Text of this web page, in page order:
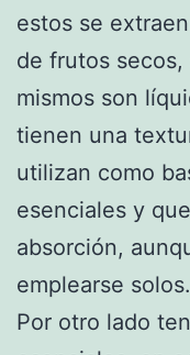
estos se
de frutos
mismos son
tienen una
utilizan como
esenciales y
absorción,
emplearse solos.
Por otro lado